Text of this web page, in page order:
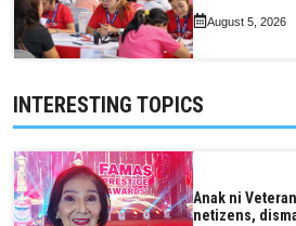
August 5, 2026
INTERESTING TOPICS
Anak ni
netizens,